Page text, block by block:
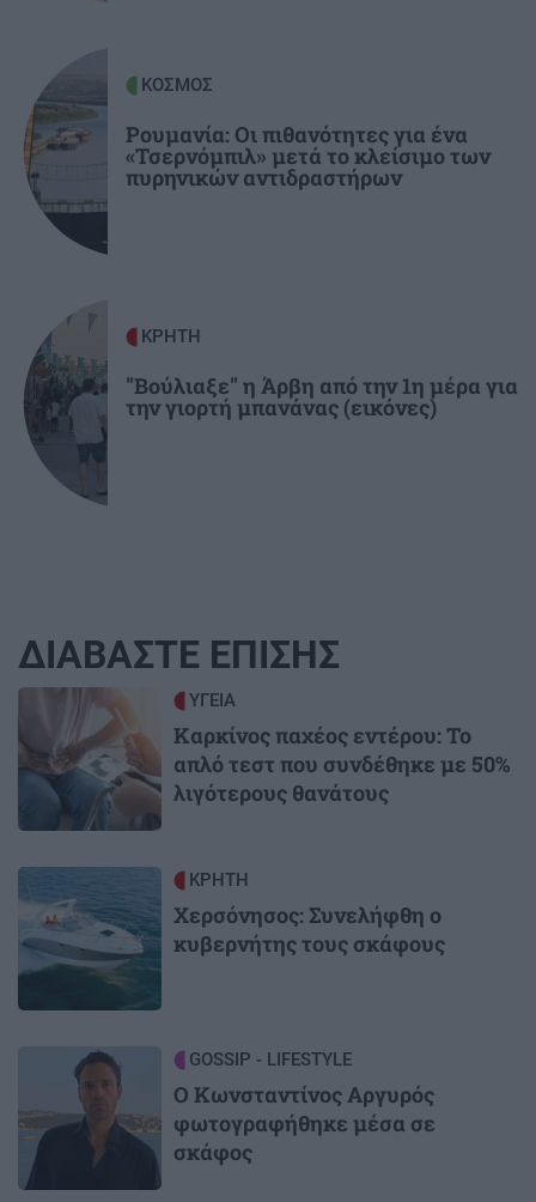
Η «μπαταρία» του βυθού: Το φιλόδοξο σχέδιο
με δεξαμενή 20 εκατ. λίτρων κάτω από τη
θάλασσα
ΚΟΣΜΟΣ
Ρουμανία: Οι πιθανότητες για ένα
«Τσερνόμπιλ» μετά το κλείσιμο των
πυρηνικών αντιδραστήρων
ΚΡΗΤΗ
"Βούλιαξε" η Άρβη από την 1η μέρα για
την γιορτή μπανάνας (εικόνες)
ΔΙΑΒΑΣΤΕ ΕΠΙΣΗΣ
ΥΓΕΙΑ
Καρκίνος παχέος εντέρου: Το
απλό τεστ που συνδέθηκε με 50%
λιγότερους θανάτους
ΚΡΗΤΗ
Χερσόνησος: Συνελήφθη ο
κυβερνήτης τους σκάφους
GOSSIP - LIFESTYLE
Ο Κωνσταντίνος Αργυρός
φωτογραφήθηκε μέσα σε
σκάφος